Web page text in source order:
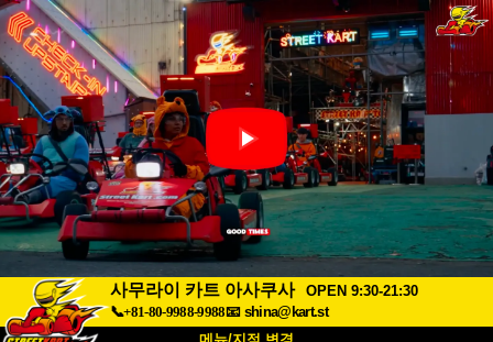
사무라이 카트 아사쿠사
OPEN 9:30-21:30
📞+81-80-9988-9988📧 shina@kart.st